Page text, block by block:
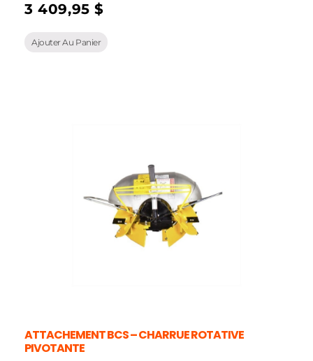
3 409,95$
Ajouter Au Panier
ATTACHEMENT BCS – CHARRUE ROTATIVE
PIVOTANTE